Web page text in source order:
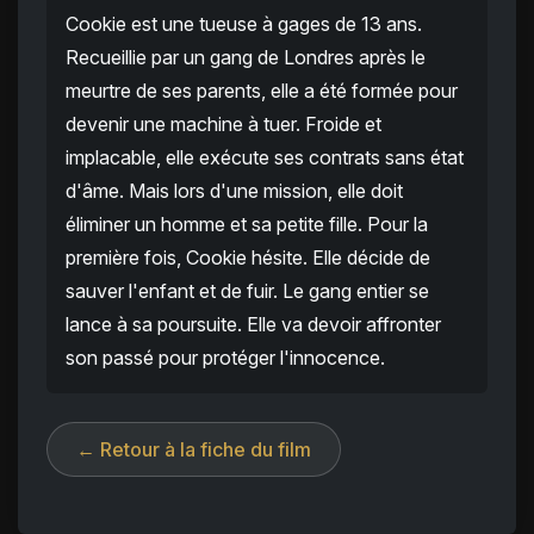
Cookie est une tueuse à gages de 13 ans.
Recueillie par un gang de Londres après le
meurtre de ses parents, elle a été formée pour
devenir une machine à tuer. Froide et
implacable, elle exécute ses contrats sans état
d'âme. Mais lors d'une mission, elle doit
éliminer un homme et sa petite fille. Pour la
première fois, Cookie hésite. Elle décide de
sauver l'enfant et de fuir. Le gang entier se
lance à sa poursuite. Elle va devoir affronter
son passé pour protéger l'innocence.
← Retour à la fiche du film